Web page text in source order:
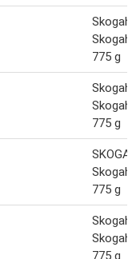
775 g
775 g
775 g
775 g